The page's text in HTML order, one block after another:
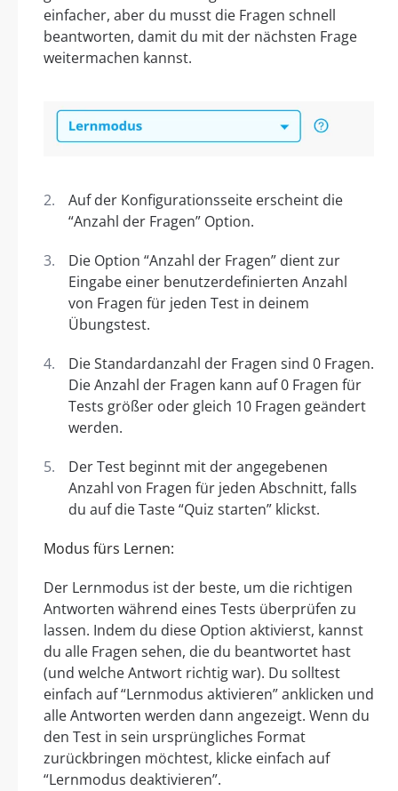
einfacher, aber du musst die Fragen schnell
beantworten, damit du mit der nächsten Frage
weitermachen kannst.
Auf der Konfigurationsseite erscheint die
“Anzahl der Fragen” Option.
Die Option “Anzahl der Fragen” dient zur
Eingabe einer benutzerdefinierten Anzahl
von Fragen für jeden Test in deinem
Übungstest.
Die Standardanzahl der Fragen sind 0 Fragen.
Die Anzahl der Fragen kann auf 0 Fragen für
Tests größer oder gleich 10 Fragen geändert
werden.
Der Test beginnt mit der angegebenen
Anzahl von Fragen für jeden Abschnitt, falls
du auf die Taste “Quiz starten” klickst.
Modus fürs Lernen:
Der Lernmodus ist der beste, um die richtigen
Antworten während eines Tests überprüfen zu
lassen. Indem du diese Option aktivierst, kannst
du alle Fragen sehen, die du beantwortet hast
(und welche Antwort richtig war). Du solltest
einfach auf “Lernmodus aktivieren” anklicken und
alle Antworten werden dann angezeigt. Wenn du
den Test in sein ursprüngliches Format
zurückbringen möchtest, klicke einfach auf
“Lernmodus deaktivieren”.